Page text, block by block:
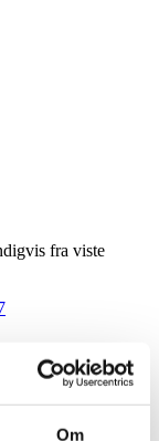
Om
fra viste